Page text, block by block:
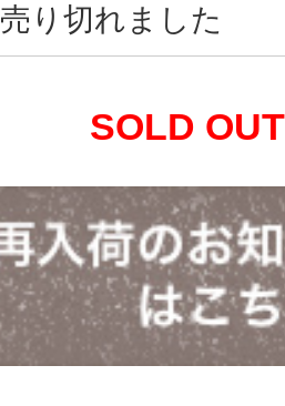
売り切れました
SOLD OUT